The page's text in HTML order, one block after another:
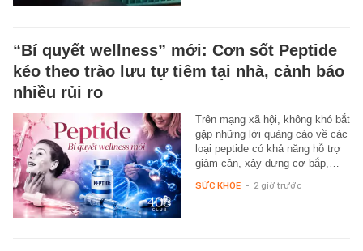
“Bí quyết wellness” mới: Cơn sốt Peptide
kéo theo trào lưu tự tiêm tại nhà, cảnh báo
nhiều rủi ro
Trên mạng xã hội, không khó bắt
gặp những lời quảng cáo về các
loại peptide có khả năng hỗ trợ
giảm cân, xây dựng cơ bắp,…
SỨC KHỎE - 2 giờ trước